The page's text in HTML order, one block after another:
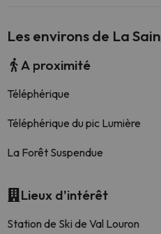
Les environs de La
A proximité
Téléphérique
Téléphérique du pic Lumière
La Forêt Suspendue
Lieux d'intérêt
Station de Ski de Val Louron